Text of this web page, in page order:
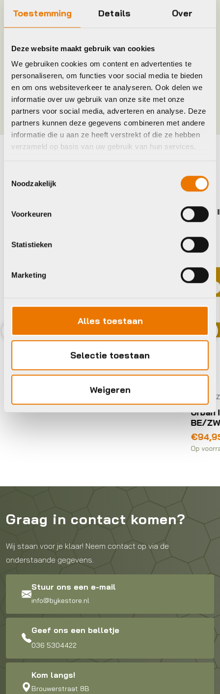
Toestemming Details Over
Deze website maakt gebruik van cookies
We gebruiken cookies om content en advertenties te
personaliseren, om functies voor social media te bieden
en om ons websiteverkeer te analyseren. Ook delen we
informatie over uw gebruik van onze site met onze
partners voor social media, adverteren en analyse. Deze
partners kunnen deze gegevens combineren met andere
informatie die u aan ze heeft verstrekt of die ze hebben
verzameld op basis van uw gebruik van hun services.
Noodzakelijk
Voorkeuren
Statistieken
Marketing
Alles toestaan
Selectie toestaan
Weigeren
Merk Urban Iki
Kleur Sakura Pink/Kurumi Brown
Bekijk alle accessoires
Previous
Kinderzitje achter
Urban Iki DUO TAKE A MIK
Graag in contact komen?
Wij staan voor je klaar! Neem contact op via de
onderstaande gegevens.
Stuur ons een e-mail
info@bykestore.nl
Geef ons een belletje
036 5304422
Kom langs!
Brouwerstraat 8B